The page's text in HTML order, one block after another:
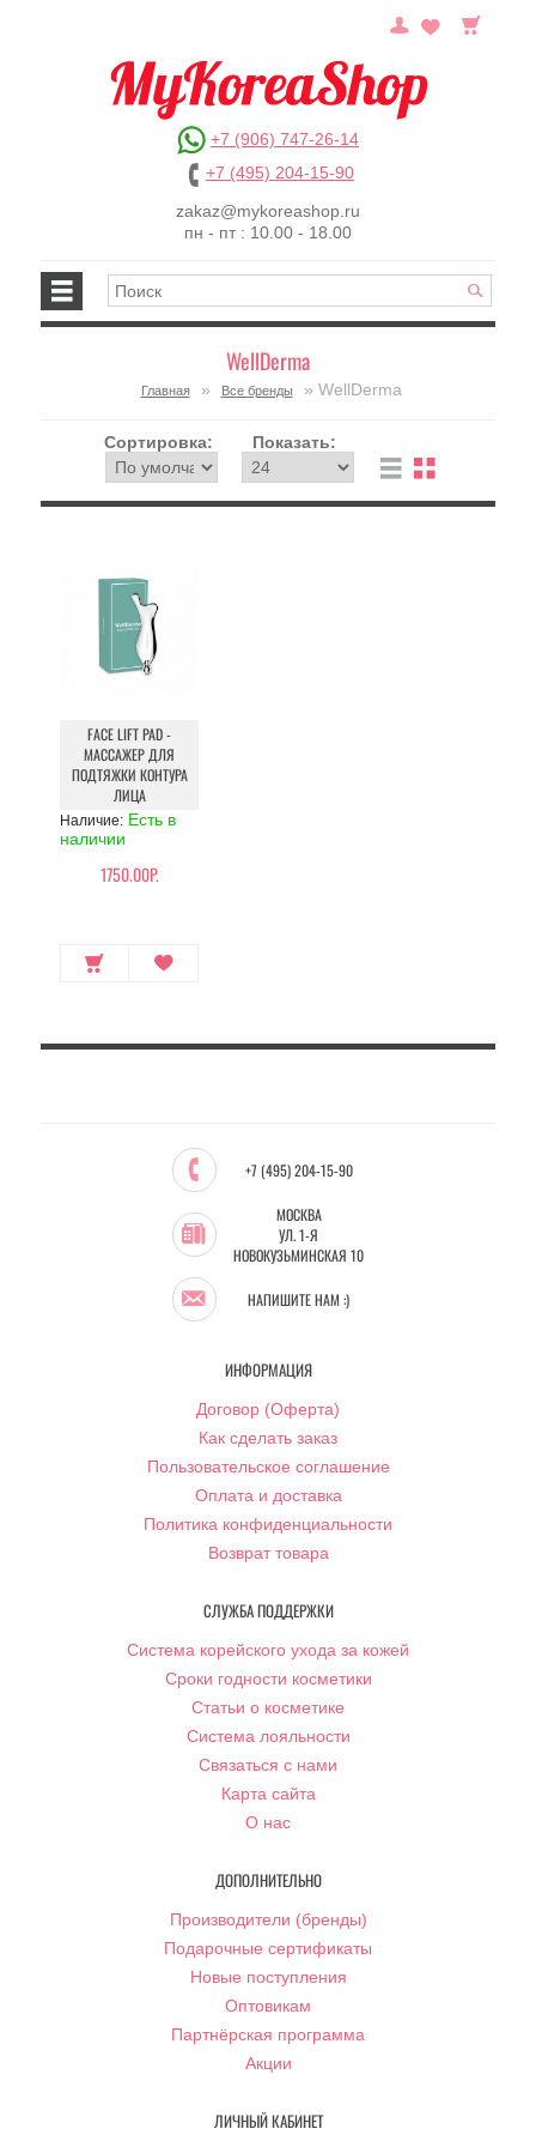
+7 (906) 747-26-14
+7 (495) 204-15-90
zakaz@mykoreashop.ru
пн - пт : 10.00 - 18.00
WellDerma
Главная » Все бренды » WellDerma
Сортировка: Показать:
FACE LIFT PAD -
МАССАЖЕР ДЛЯ
ПОДТЯЖКИ КОНТУРА
ЛИЦА
Наличие: Есть в
наличии
1750.00Р.
+7 (495) 204-15-90
МОСКВА
УЛ. 1-Я
НОВОКУЗЬМИНСКАЯ 10
НАПИШИТЕ НАМ :)
ИНФОРМАЦИЯ
Договор (Оферта)
Как сделать заказ
Пользовательское соглашение
Оплата и доставка
Политика конфиденциальности
Возврат товара
СЛУЖБА ПОДДЕРЖКИ
Система корейского ухода за кожей
Сроки годности косметики
Статьи о косметике
Система лояльности
Связаться с нами
Карта сайта
О нас
ДОПОЛНИТЕЛЬНО
Производители (бренды)
Подарочные сертификаты
Новые поступления
Оптовикам
Партнёрская программа
Акции
ЛИЧНЫЙ КАБИНЕТ